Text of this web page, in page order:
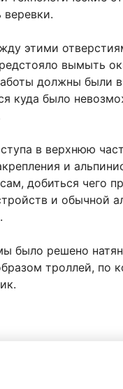
этими
вымыть
должны были
куда было
в верхнюю
и
добиться чего
и обычной
было решено
троллей, по